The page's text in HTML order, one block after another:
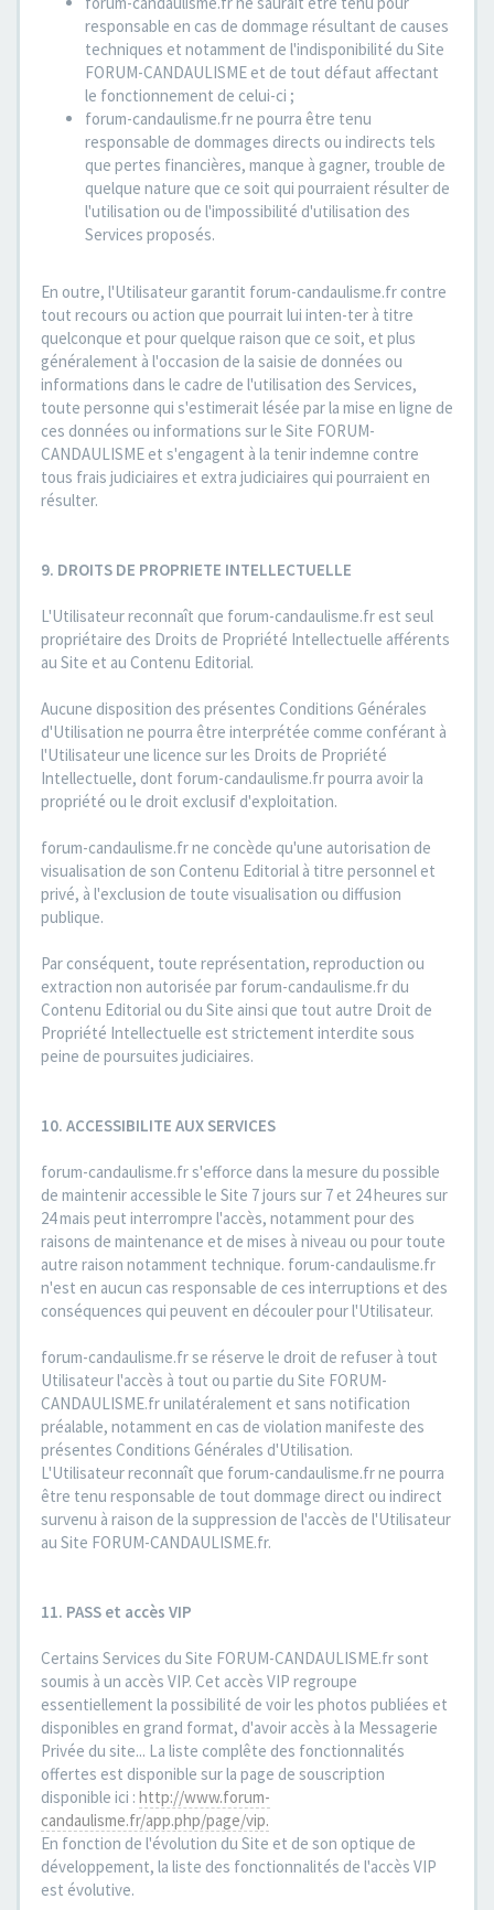
responsable en cas de dommage résultant de causes
techniques et notamment de l'indisponibilité du Site
FORUM-CANDAULISME et de tout défaut affectant
le fonctionnement de celui-ci ;
forum-candaulisme.fr ne pourra être tenu
responsable de dommages directs ou indirects tels
que pertes financières, manque à gagner, trouble de
quelque nature que ce soit qui pourraient résulter de
l'utilisation ou de l'impossibilité d'utilisation des
Services proposés.
En outre, l'Utilisateur garantit forum-candaulisme.fr contre
tout recours ou action que pourrait lui inten-ter à titre
quelconque et pour quelque raison que ce soit, et plus
généralement à l'occasion de la saisie de données ou
informations dans le cadre de l'utilisation des Services,
toute personne qui s'estimerait lésée par la mise en ligne de
ces données ou informations sur le Site FORUM-
CANDAULISME et s'engagent à la tenir indemne contre
tous frais judiciaires et extra judiciaires qui pourraient en
résulter.
9. DROITS DE PROPRIETE INTELLECTUELLE
L'Utilisateur reconnaît que forum-candaulisme.fr est seul
propriétaire des Droits de Propriété Intellectuelle afférents
au Site et au Contenu Editorial.
Aucune disposition des présentes Conditions Générales
d'Utilisation ne pourra être interprétée comme conférant à
l'Utilisateur une licence sur les Droits de Propriété
Intellectuelle, dont forum-candaulisme.fr pourra avoir la
propriété ou le droit exclusif d'exploitation.
forum-candaulisme.fr ne concède qu'une autorisation de
visualisation de son Contenu Editorial à titre personnel et
privé, à l'exclusion de toute visualisation ou diffusion
publique.
Par conséquent, toute représentation, reproduction ou
extraction non autorisée par forum-candaulisme.fr du
Contenu Editorial ou du Site ainsi que tout autre Droit de
Propriété Intellectuelle est strictement interdite sous
peine de poursuites judiciaires.
10. ACCESSIBILITE AUX SERVICES
forum-candaulisme.fr s'efforce dans la mesure du possible
de maintenir accessible le Site 7 jours sur 7 et 24 heures sur
24 mais peut interrompre l'accès, notamment pour des
raisons de maintenance et de mises à niveau ou pour toute
autre raison notamment technique. forum-candaulisme.fr
n'est en aucun cas responsable de ces interruptions et des
conséquences qui peuvent en découler pour l'Utilisateur.
forum-candaulisme.fr se réserve le droit de refuser à tout
Utilisateur l'accès à tout ou partie du Site FORUM-
CANDAULISME.fr unilatéralement et sans notification
préalable, notamment en cas de violation manifeste des
présentes Conditions Générales d'Utilisation.
L'Utilisateur reconnaît que forum-candaulisme.fr ne pourra
être tenu responsable de tout dommage direct ou indirect
survenu à raison de la suppression de l'accès de l'Utilisateur
au Site FORUM-CANDAULISME.fr.
11. PASS et accès VIP
Certains Services du Site FORUM-CANDAULISME.fr sont
soumis à un accès VIP. Cet accès VIP regroupe
essentiellement la possibilité de voir les photos publiées et
disponibles en grand format, d'avoir accès à la Messagerie
Privée du site... La liste complête des fonctionnalités
offertes est disponible sur la page de souscription
disponible ici : http://www.forum-
candaulisme.fr/app.php/page/vip.
En fonction de l'évolution du Site et de son optique de
développement, la liste des fonctionnalités de l'accès VIP
est évolutive.